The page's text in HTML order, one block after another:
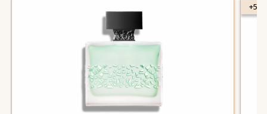
+5 €